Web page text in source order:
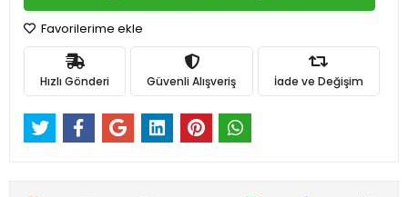
Favorilerime ekle
Hızlı Gönderi Güvenli Alışveriş İade ve Değişim